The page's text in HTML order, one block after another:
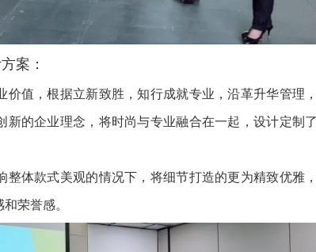
案：
价值，根据立新致胜，知行成就专业，沿革升华管理
新的企业理念，将时尚与专业融合在一起，设计定制
整体款式美观的情况下，将细节打造的更为精致优雅
荣誉感。